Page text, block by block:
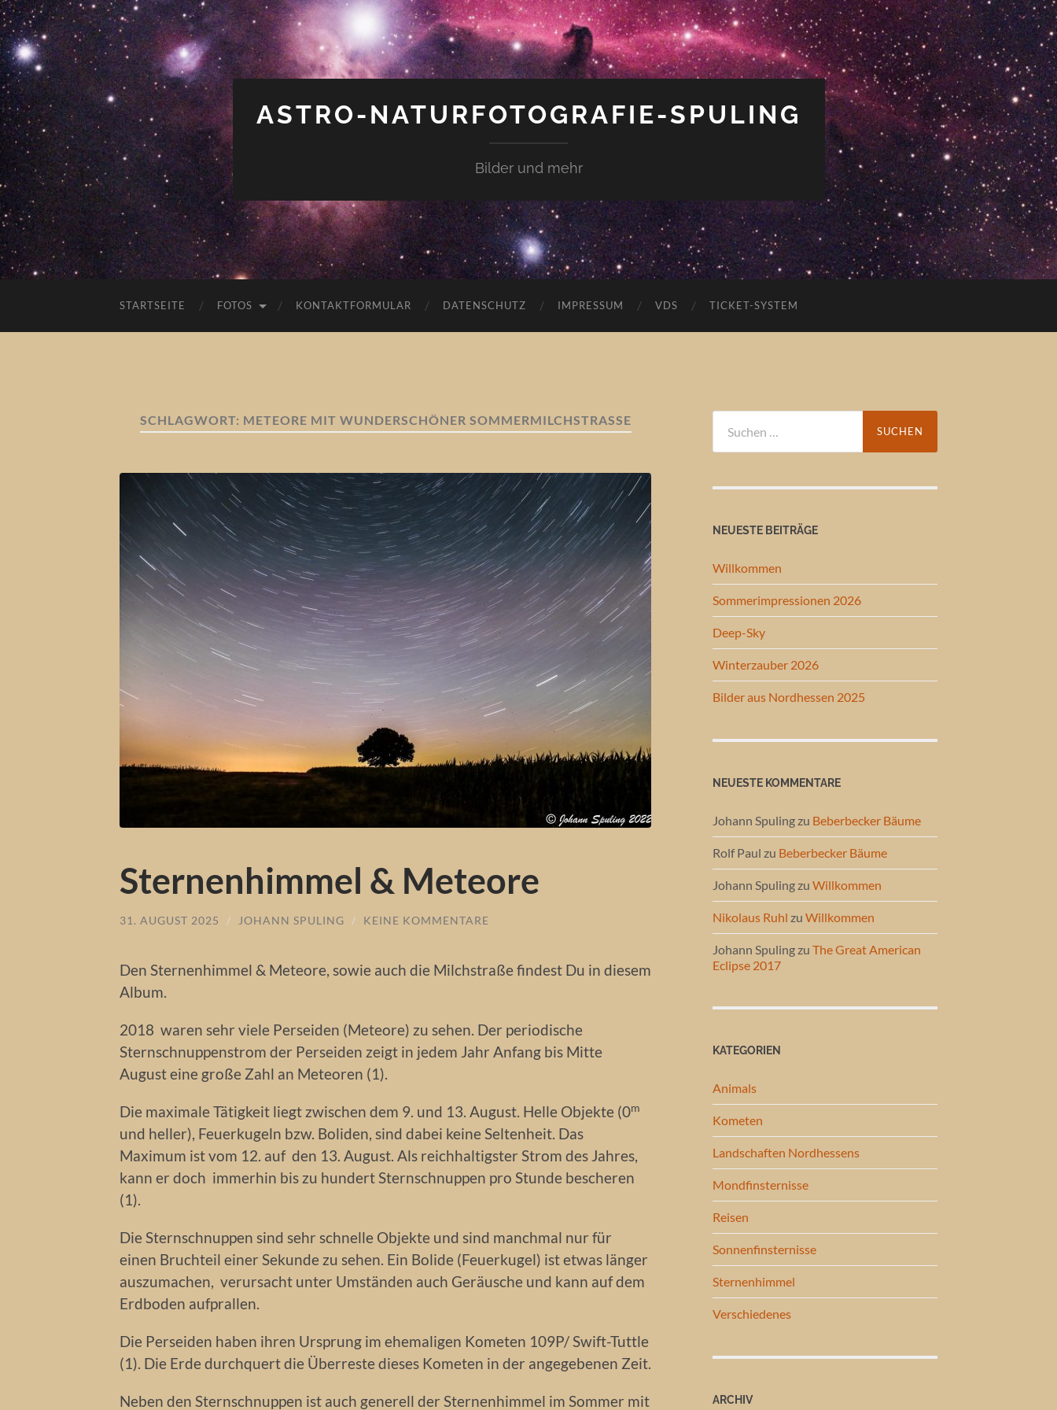
ASTRO-NATURFOTOGRAFIE-SPULING
Bilder und mehr
STARTSEITE FOTOS KONTAKTFORMULAR DATENSCHUTZ IMPRESSUM VDS TICKET-SYSTEM
SCHLAGWORT: METEORE MIT WUNDERSCHÖNER SOMMERMILCHSTRASSE
Sternenhimmel & Meteore
31. AUGUST 2025 / JOHANN SPULING / KEINE KOMMENTARE
Den Sternenhimmel & Meteore, sowie auch die Milchstraße findest Du in diesem
Album.
2018 waren sehr viele Perseiden (Meteore) zu sehen. Der periodische
Sternschnuppenstrom der Perseiden zeigt in jedem Jahr Anfang bis Mitte
August eine große Zahl an Meteoren (1).
Die maximale Tätigkeit liegt zwischen dem 9. und 13. August. Helle Objekte (0m
und heller), Feuerkugeln bzw. Boliden, sind dabei keine Seltenheit. Das
Maximum ist vom 12. auf den 13. August. Als reichhaltigster Strom des Jahres,
kann er doch immerhin bis zu hundert Sternschnuppen pro Stunde bescheren
(1).
Die Sternschnuppen sind sehr schnelle Objekte und sind manchmal nur für
einen Bruchteil einer Sekunde zu sehen. Ein Bolide (Feuerkugel) ist etwas länger
auszumachen, verursacht unter Umständen auch Geräusche und kann auf dem
Erdboden aufprallen.
Die Perseiden haben ihren Ursprung im ehemaligen Kometen 109P/ Swift-Tuttle
(1). Die Erde durchquert die Überreste dieses Kometen in der angegebenen Zeit.
Neben den Sternschnuppen ist auch generell der Sternenhimmel im Sommer mit
nach:
NEUESTE BEITRÄGE
Willkommen
Sommerimpressionen 2026
Deep-Sky
Winterzauber 2026
Bilder aus Nordhessen 2025
NEUESTE KOMMENTARE
Johann Spulingzu Beberbecker Bäume
Rolf Paul zu Beberbecker Bäume
Johann Spulingzu Willkommen
Nikolaus Ruhl zu Willkommen
Johann Spulingzu The Great American
Eclipse 2017
KATEGORIEN
Animals
Kometen
Landschaften Nordhessens
Mondfinsternisse
Reisen
Sonnenfinsternisse
Sternenhimmel
Verschiedenes
ARCHIV